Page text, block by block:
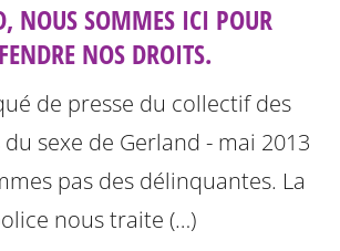
NOUS SOMMES ICI POUR
NOS DROITS.
de presse du collectif des
sexe de Gerland - mai 2013
pas des délinquantes. La
nous traite (…)